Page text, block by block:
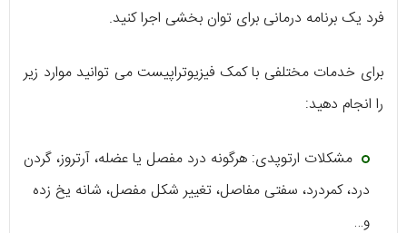
فرد یک برنامه درمانی برای توان بخشی اجرا کنید.
برای خدمات مختلفی با کمک فیزیوتراپیست می توانید موارد زیر
را انجام دهید:
مشکلات ارتوپدی: هرگونه درد مفصل یا عضله، آرتروز، گردن
درد، کمردرد، سفتی مفاصل، تغییر شکل مفصل، شانه یخ زده
و…